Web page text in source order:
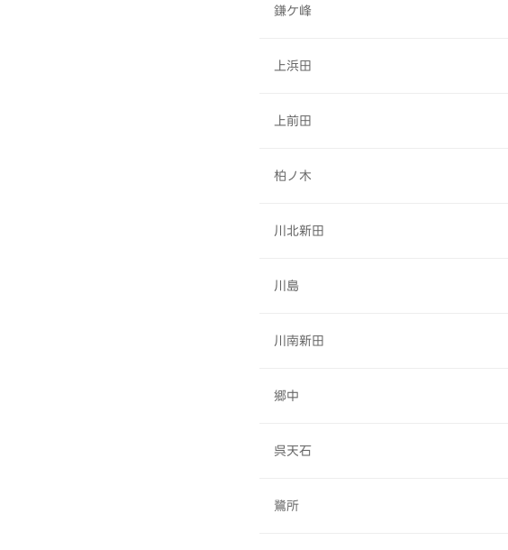
鎌ケ峰
上浜田
上前田
柏ノ木
川北新田
川島
川南新田
郷中
呉天石
鷺所